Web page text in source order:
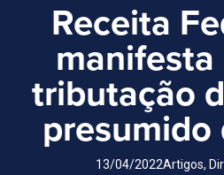
Receita
manifesta
tributação
presumido
13/04/2022Artigos,